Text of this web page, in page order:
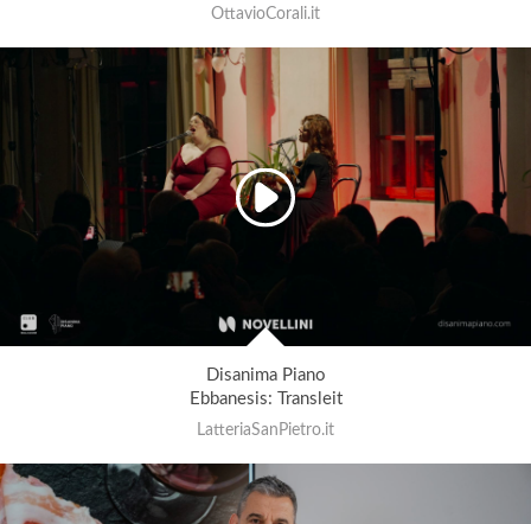
OttavioCorali.it
Disanima Piano
Ebbanesis: Transleit
LatteriaSanPietro.it